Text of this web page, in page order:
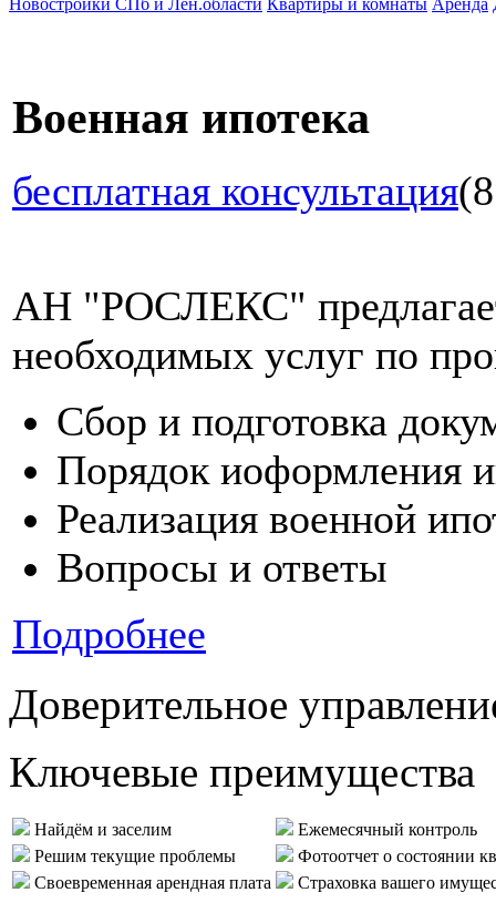
Военная ипотека
бесплатная консультация
АН "РОСЛЕКС"
необходимых услуг по
Сбор и подготовка
Порядок иоформления
Реализация военной
Вопросы и ответы
Подробнее
Доверительное
Ключевые преимущества
Найдём и заселим
Ежемесячный контроль
Решим текущие проблемы
Фотоотчет о состоянии
Своевременная арендная плата
Страховка вашего